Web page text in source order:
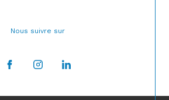
Nous suivre sur